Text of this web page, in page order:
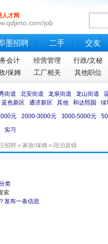
人才网
job
墨招聘 二手 交友
会计 经营管理
行政/文秘
/保姆 工厂相关 其他职位
街道 北安街道 龙泉街道 龙山街道
蓝色新区 通济新区 其他 和达熙园
绿
元 2000-3000元 3000-5000元
实习
招聘 » 家政/保姆 » 段泊岚镇
类
索
？发布一条信息